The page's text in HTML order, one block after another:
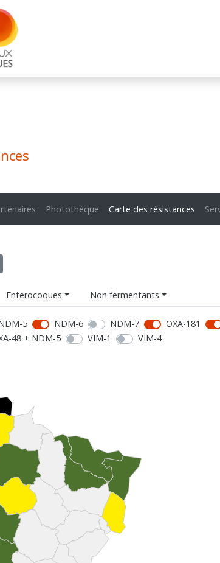
Photothèque Carte des résistances
Enterocoques Non fermentants
5 NDM-6 NDM-7 OXA-181
48 + NDM-5 VIM-1 VIM-4